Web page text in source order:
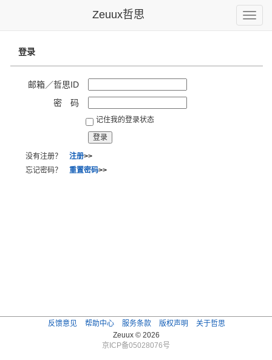
Toggle
Zeuux哲思
登录
邮箱／哲思ID
密 码
记住我的登录状态
没有注册？ 注册>>
忘记密码？ 重置密码>>
反馈意见 帮助中心 服务条款 版权声明
关于哲思
Zeuux © 2026
京ICP备05028076号